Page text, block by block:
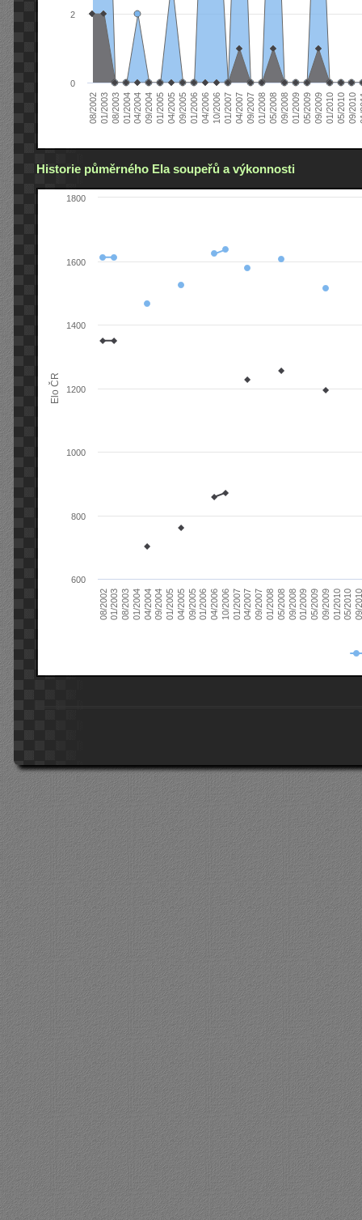
08/200201/200308/200301/200404/200409/200401/200504/200509/200501/200604/200610/200601/200704/200709/200701/200805/200809/200801/200905/200909/200901/201005/201009/2010
0
2
Historie půměrného Ela soupeřů a výkonnosti
Elo ČR
08/200201/200308/200301/200404/200409/200401/200504/200509/200501/200604/200610/200601/200704/200709/200701/200805/200809/200801/200905/200909/200901/201005/201009/
600
800
1000
1200
1400
1600
1800